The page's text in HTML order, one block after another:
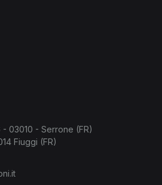
- 03010 - Serrone (FR)
Fiuggi (FR)